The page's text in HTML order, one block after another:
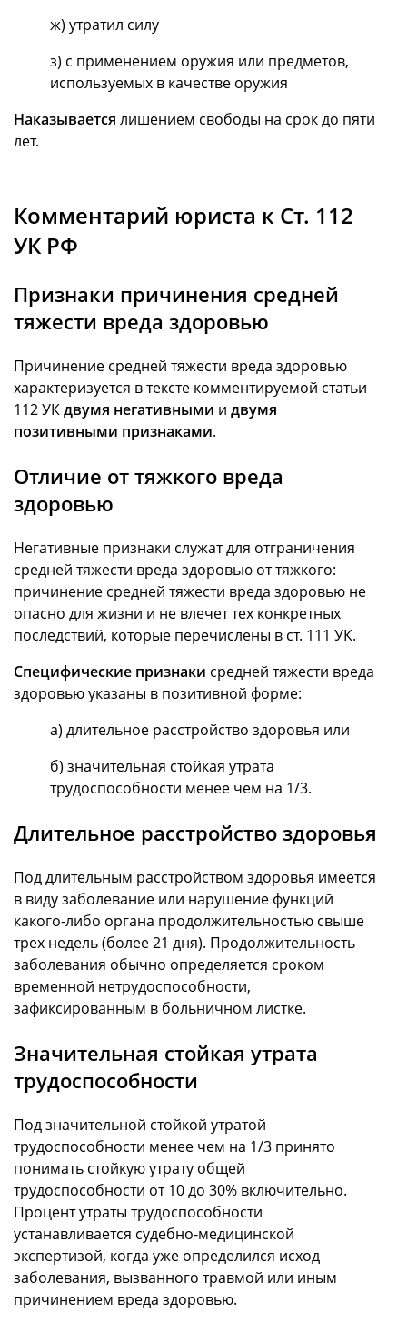
ж) утратил силу
з) с применением оружия или предметов,
используемых в качестве оружия
Наказывается лишением свободы на срок до пяти
лет.
Комментарий юриста к Ст. 112
УК РФ
Признаки причинения средней
тяжести вреда здоровью
Причинение средней тяжести вреда здоровью
характеризуется в тексте комментируемой статьи
112 УКдвумя негативными и двумя
позитивными признаками.
Отличие от тяжкого вреда
здоровью
Негативные признаки служат для отграничения
средней тяжести вреда здоровью от тяжкого:
причинение средней тяжести вреда здоровью не
опасно для жизни и не влечет тех конкретных
последствий, которые перечислены в ст. 111 УК.
Специфические признаки средней тяжести вреда
здоровью указаны в позитивной форме:
а) длительное расстройство здоровья или
б) значительная стойкая утрата
трудоспособности менее чем на 1/3.
Длительное расстройство здоровья
Под длительным расстройством здоровья имеется
в виду заболевание или нарушение функций
какого-либо органа продолжительностью свыше
трех недель (более 21 дня). Продолжительность
заболевания обычно определяется сроком
временной нетрудоспособности,
зафиксированным в больничном листке.
Значительная стойкая утрата
трудоспособности
Под значительной стойкой утратой
трудоспособности менее чем на 1/3 принято
понимать стойкую утрату общей
трудоспособности от 10 до 30% включительно.
Процент утраты трудоспособности
устанавливается судебно-медицинской
экспертизой, когда уже определился исход
заболевания, вызванного травмой или иным
причинением вреда здоровью.